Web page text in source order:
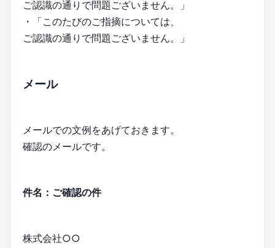
ご認識の通りで問題ございません。」
・「このたびのご指摘については、
ご認識の通りで問題ございません。」
メール
メールでの文例をあげておきます。
確認のメールです。
件名：ご確認の件
株式会社○○